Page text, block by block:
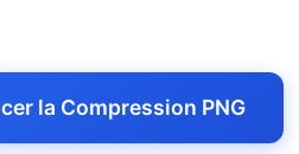
la Compression PNG